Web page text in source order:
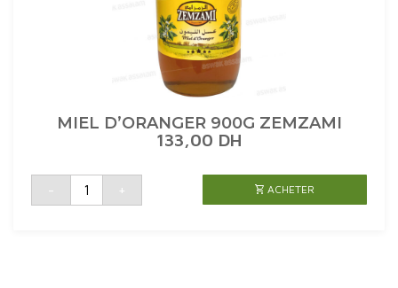
MIEL D’ORANGER 900G ZEMZAMI
133,00 DH
-
quantité
MIEL
+ ACHETER